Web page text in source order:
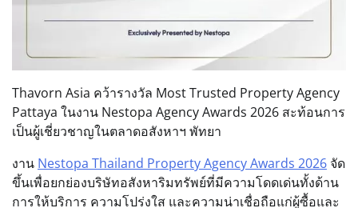
Thavorn Asia คว้ารางวัล Most Trusted Property Agency
Pattaya ในงาน Nestopa Agency Awards 2026 สะท้อนการ
เป็นผู้เชี่ยวชาญในตลาดอสังหาฯ พัทยา
งาน Nestopa Thailand Property Agency Awards 2026 จัด
ขึ้นเพื่อยกย่องบริษัทอสังหาริมทรัพย์ที่มีความโดดเด่นทั้งด้าน
การให้บริการ ความโปร่งใส และความน่าเชื่อถือแก่ผู้ซื้อและ